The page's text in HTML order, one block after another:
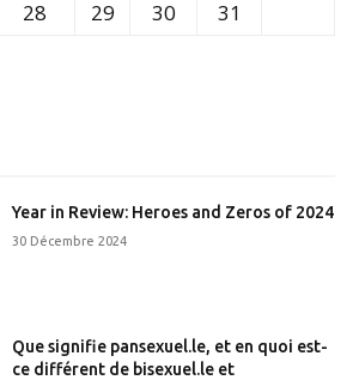
28 29 30
31
Year in Review: Heroes and Zeros of 2024
30 Décembre 2024
Que signifie pansexuel.le, et en quoi est-
ce différent de bisexuel.le et